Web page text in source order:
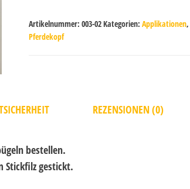
Artikelnummer: 003-02Kategorien: Applikationen,
Pferdekopf
REZENSIONEN (0)
bestellen.
Stickfilz gestickt.